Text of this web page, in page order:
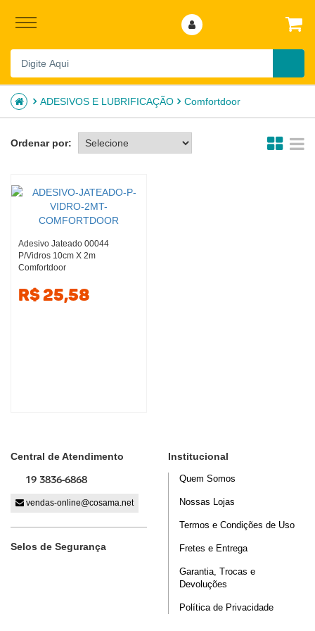
ADESIVOS E LUBRIFICAÇÃO Comfortdoor
Ordenar por:
Adesivo Jateado 00044
P/vidros 10cm X 2m
Comfortdoor
R$ 25,58
Central de Atendimento
19 3836-6868
vendas-online@cosama.net
Selos de Segurança
Institucional
Quem Somos
Nossas Lojas
Termos e Condições de Uso
Fretes e Entrega
Garantia, Trocas e
Devoluções
Política de Privacidade